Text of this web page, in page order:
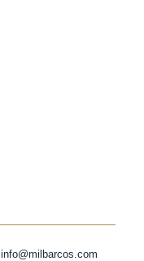
info@milbarcos.com